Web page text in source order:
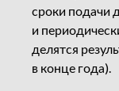
сроки подачи
и
делятся
в конце года).